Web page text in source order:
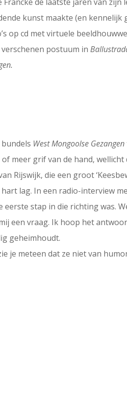
kunst maakte (en kennelijk
op cd met virtuele
verschenen postuum in
West Mongoolse Gezangen
meer grif van de hand,
Rijswijk, die een groot
lag. In een radio-interview
eerste stap in die richting was.
een vraag. Ik hoop het
geheimhoudt.
je meteen dat ze niet van